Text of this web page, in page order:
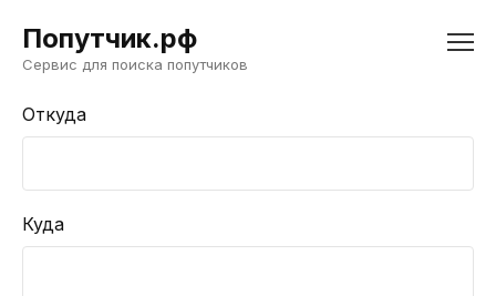
Попутчик.рф
Сервис для поиска попутчиков
Откуда
Куда